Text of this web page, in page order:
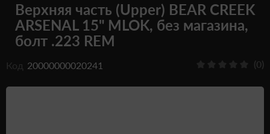
Пистолеты
Оптика
Верхняя часть (Upper) BEAR CREEK
ARSENAL 15" MLOK, без магазина,
болт .223 REM
Код 20000000020241 (0)